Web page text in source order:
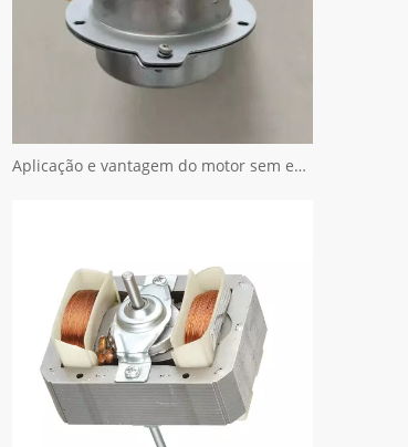
Aplicação e vantagem do motor sem escova